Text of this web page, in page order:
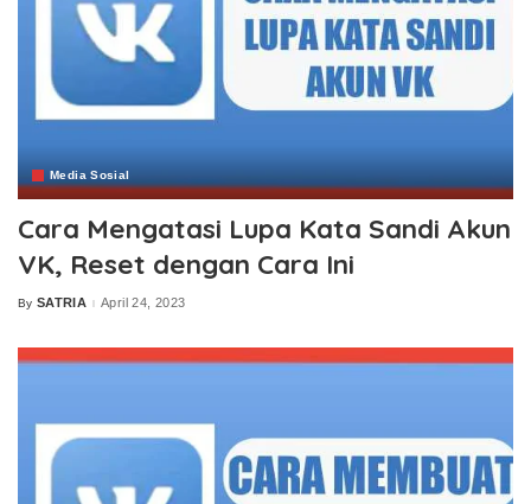
Media Sosial
Cara Mengatasi Lupa Kata Sandi Akun
VK, Reset dengan Cara Ini
Posted
By SATRIA April 24, 2023